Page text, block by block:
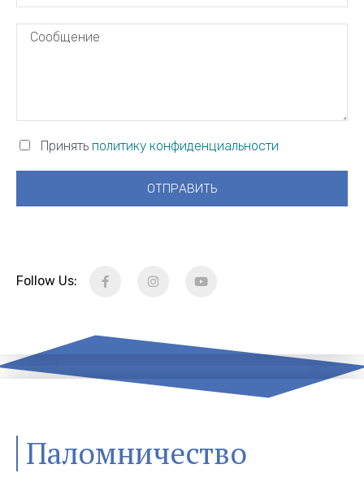
Принять политику конфиденциальности
ОТПРАВИТЬ
Follow Us:
Паломничество